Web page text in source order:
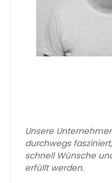
Unsere
durchwegs
schnell Wünsche
erfüllt werden.